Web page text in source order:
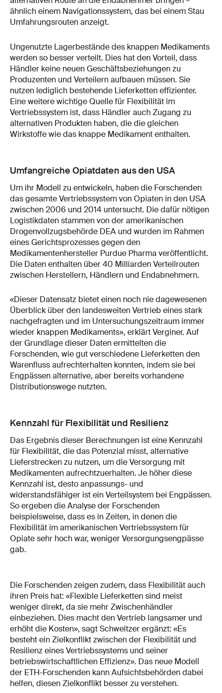
ähnlich einem Navigationssystem, das bei einem Stau
Umfahrungsrouten anzeigt.
Ungenutzte Lagerbestände des knappen Medikaments
werden so besser verteilt. Dies hat den Vorteil, dass
Händler keine neuen Geschäftsbeziehungen zu
Produzenten und Verteilern aufbauen müssen. Sie
nutzen lediglich bestehende Lieferketten effizienter.
Eine weitere wichtige Quelle für Flexibilität im
Vertriebssystem ist, dass Händler auch Zugang zu
alternativen Produkten haben, die die gleichen
Wirkstoffe wie das knappe Medikament enthalten.
Umfangreiche Opiatdaten aus den USA
Um ihr Modell zu entwickeln, haben die Forschenden
das gesamte Vertriebssystem von Opiaten in den USA
zwischen 2006 und 2014 untersucht. Die dafür nötigen
Logistikdaten stammen von der amerikanischen
Drogenvollzugsbehörde DEA und wurden im Rahmen
eines Gerichtsprozesses gegen den
Medikamentenhersteller Purdue Pharma veröffentlicht.
Die Daten enthalten über 40 Milliarden Verteilrouten
zwischen Herstellern, Händlern und Endabnehmern.
«Dieser Datensatz bietet einen noch nie dagewesenen
Überblick über den landesweiten Vertrieb eines stark
nachgefragten und im Untersuchungszeitraum immer
wieder knappen Medikaments», erklärt Verginer. Auf
der Grundlage dieser Daten ermittelten die
Forschenden, wie gut verschiedene Lieferketten den
Warenfluss aufrechterhalten konnten, indem sie bei
Engpässen alternative, aber bereits vorhandene
Distributionswege nutzten.
Kennzahl für Flexibilität und Resilienz
Das Ergebnis dieser Berechnungen ist eine Kennzahl
für Flexibilität, die das Potenzial misst, alternative
Lieferstrecken zu nutzen, um die Versorgung mit
Medikamenten aufrechtzuerhalten. Je höher diese
Kennzahl ist, desto anpassungs- und
widerstandsfähiger ist ein Verteilsystem bei Engpässen.
So ergeben die Analyse der Forschenden
beispielsweise, dass es in Zeiten, in denen die
Flexibilität im amerikanischen Vertriebssystem für
Opiate sehr hoch war, weniger Versorgungsengpässe
gab.
Die Forschenden zeigen zudem, dass Flexibilität auch
ihren Preis hat: «Flexible Lieferketten sind meist
weniger direkt, da sie mehr Zwischenhändler
einbeziehen. Dies macht den Vertrieb langsamer und
erhöht die Kosten», sagt Schweitzer ergänzt: «Es
besteht ein Zielkonflikt zwischen der Flexibilität und
Resilienz eines Vertriebssystems und seiner
betriebswirtschaftlichen Effizienz». Das neue Modell
der ETH-Forschenden kann Aufsichtsbehörden dabei
helfen, diesen Zielkonflikt besser zu verstehen.